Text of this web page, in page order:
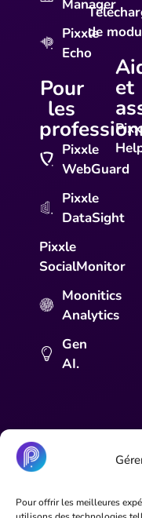
Pour offrir les meilleures
Manager
Pixxle
Echo
Pour
les
Pixxle
WebGuard
Pixxle
DataSight
Pixxle
SocialMonitor
Moonitics
Analytics
Gen
AI.
de
et
31 Parc du